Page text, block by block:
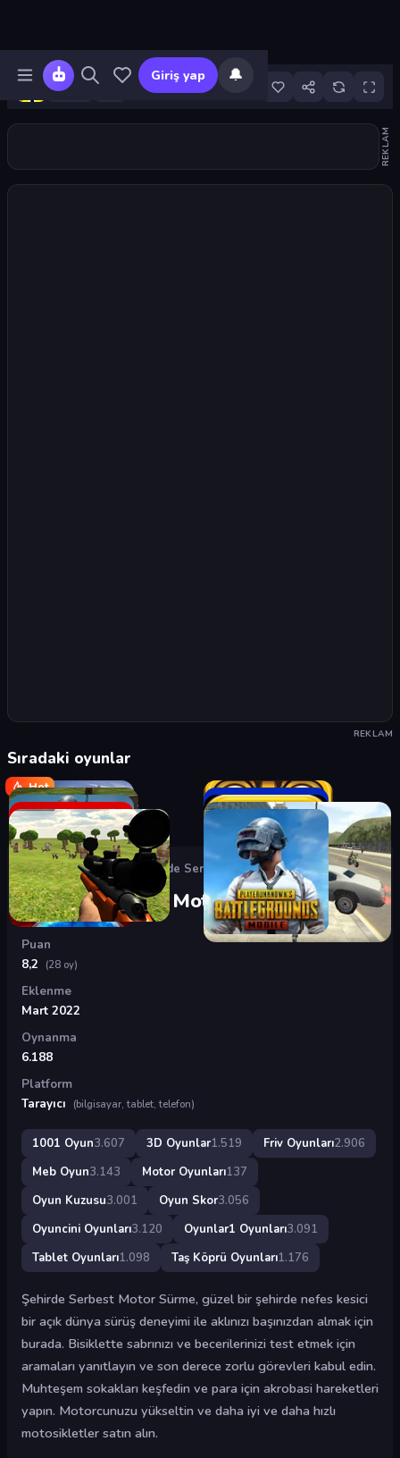
Giriş yap 🔔
23
REKLAM
REKLAM
Sıradaki oyunlar
Hot
Oyunlar›3D Oyunlar Şehirde Serbest Motor Sürme
Şehirde Serbest Motor Sürme
Puan
8,2
(28 oy)
Eklenme
Mart 2022
Oynanma
6.188
Platform
Tarayıcı
(bilgisayar, tablet, telefon)
1001 Oyun3.607 3D Oyunlar1.519 Friv Oyunları2.906
Meb Oyun3.143 Motor Oyunları137
Oyun Kuzusu3.001 Oyun Skor3.056
Oyuncini Oyunları3.120 Oyunlar1 Oyunları3.091
Tablet Oyunları1.098 Taş Köprü Oyunları1.176
Şehirde Serbest Motor Sürme, güzel bir şehirde nefes kesici
bir açık dünya sürüş deneyimi ile aklınızı başınızdan almak için
burada. Bisiklette sabrınızı ve becerilerinizi test etmek için
aramaları yanıtlayın ve son derece zorlu görevleri kabul edin.
Muhteşem sokakları keşfedin ve para için akrobasi hareketleri
yapın. Motorcunuzu yükseltin ve daha iyi ve daha hızlı
motosikletler satın alın.